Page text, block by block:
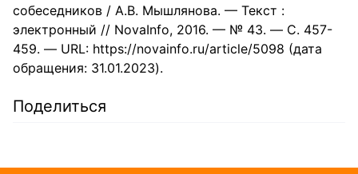
собеседников / А.В. Мышлянова. — Текст :
электронный // NovaInfo, 2016. — № 43. — С. 457-
459. — URL: https://novainfo.ru/article/5098 (дата
обращения: 31.01.2023).
Поделиться